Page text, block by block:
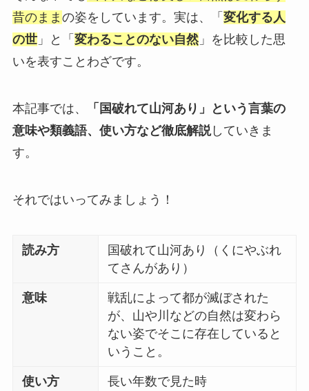
昔のまま の姿をしています。実は、「 変化する人
の世」と「 変わることのない自然」を比較した思
いを表すことわざです。
本記事では、
「国破れて山河あり」という言葉の
意味や類義語、使い方など徹底解説していきま
す。
それではいってみましょう！
読み方
国破れて山河あり（くにやぶれ
てさんがあり）
意味
戦乱によって都が滅ぼされた
が、山や川などの自然は変わら
ない姿でそこに存在していると
いうこと。
使い方 長い年数で見た時